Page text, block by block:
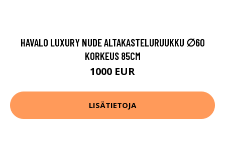
HAVALO LUXURY NUDE ALTAKASTELURUUKKU ∅60
KORKEUS 85CM
1000 EUR
LISÄTIETOJA